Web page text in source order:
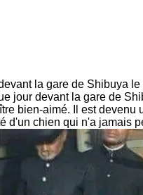
la gare de Shibuya
jour devant la gare de
bien-aimé. Il est
chien qui n'a jamais